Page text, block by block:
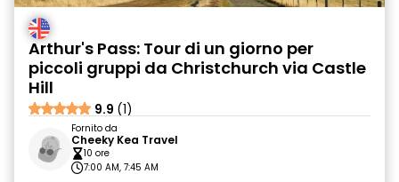
Arthur's Pass: Tour di un giorno per
piccoli gruppi da Christchurch via Castle
Hill
9.9 (1)
Fornito da
Cheeky Kea Travel
10 ore
7:00 AM, 7:45 AM